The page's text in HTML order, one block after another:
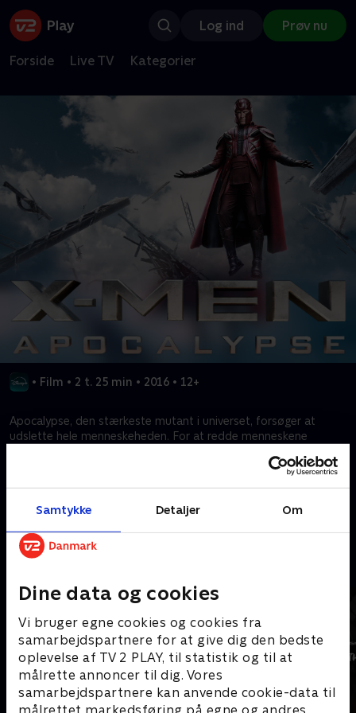
Samtykke Detaljer Om
Dine data og cookies
Vi bruger egne cookies og cookies fra
samarbejdspartnere for at give dig den bedste
oplevelse af TV 2 PLAY, til statistik og til at
målrette annoncer til dig. Vores
samarbejdspartnere kan anvende cookie-data til
Log ind Prøv nu
Forside Live TV Kategorier
• Film • 2 t. 25 min • 2016 • 12+
Apocalypse, den stærkeste mutant i universet, forsøger at
udslette hele menneskeheden. For at redde menneskene
Kræver tilkøb